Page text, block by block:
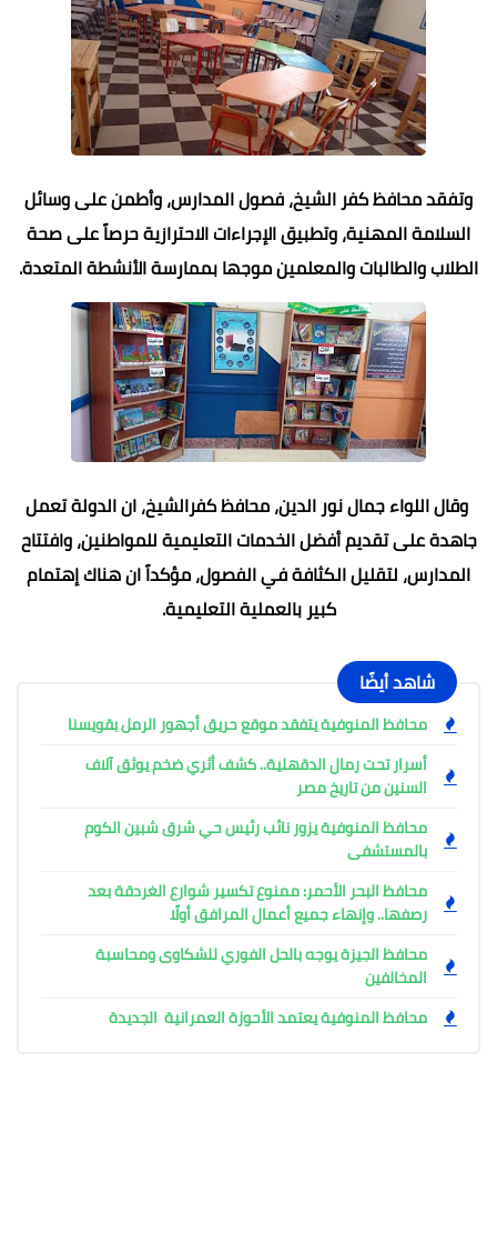
وتفقد محافظ كفر الشيخ، فصول المدارس، وأطمن على وسائل
السلامة المهنية، وتطبيق الإجراءات الاحترازية حرصاً على صحة
الطلاب والطالبات والمعلمين موجها بممارسة الأنشطة المتعدة.
وقال اللواء جمال نور الدين، محافظ كفرالشيخ، ان الدولة تعمل
جاهدة على تقديم أفضل الخدمات التعليمية للمواطنين، وافتتاح
المدارس، لتقليل الكثافة في الفصول، مؤكداً ان هناك إهتمام
كبير بالعملية التعليمية.
شاهد أيضًا
محافظ المنوفية يتفقد موقع حريق أجهور الرمل بقويسنا
أسرار تحت رمال الدقهلية.. كشف أثري ضخم يوثق آلاف
السنين من تاريخ مصر
محافظ المنوفية يزور نائب رئيس حي شرق شبين الكوم
بالمستشفى
محافظ البحر الأحمر: ممنوع تكسير شوارع الغردقة بعد
رصفها.. وإنهاء جميع أعمال المرافق أولًا
محافظ الجيزة يوجه بالحل الفوري للشكاوى ومحاسبة
المخالفين
محافظ المنوفية يعتمد الأحوزة العمرانية الجديدة